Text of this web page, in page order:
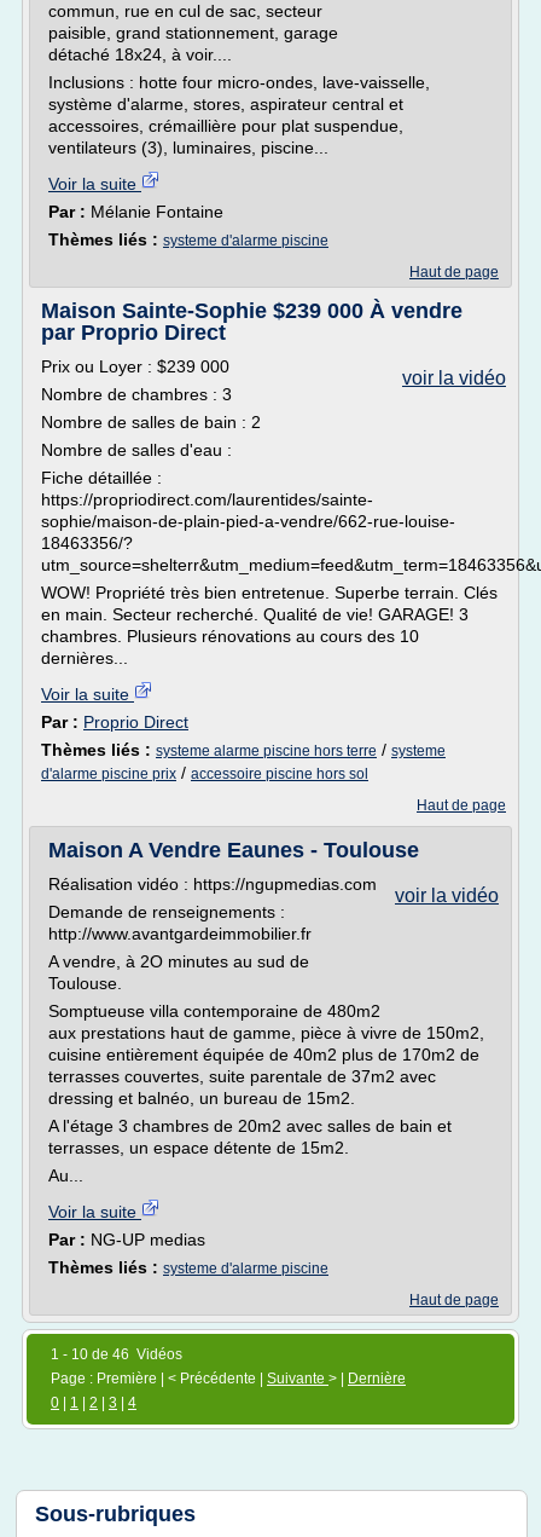
commun, rue en cul de sac, secteur
paisible, grand stationnement, garage
détaché 18x24, à voir....
Inclusions : hotte four micro-ondes, lave-vaisselle,
système d'alarme, stores, aspirateur central et
accessoires, crémaillière pour plat suspendue,
ventilateurs (3), luminaires, piscine...
Voir la suite
Par : Mélanie Fontaine
Thèmes liés : systeme d'alarme piscine
Haut de page
Maison Sainte-Sophie $239 000 À vendre
par Proprio Direct
voir la vidéo
Prix ou Loyer : $239 000
Nombre de chambres : 3
Nombre de salles de bain : 2
Nombre de salles d'eau :
Fiche détaillée :
https://propriodirect.com/laurentides/sainte-
sophie/maison-de-plain-pied-a-vendre/662-rue-louise-
18463356/?
WOW! Propriété très bien entretenue. Superbe terrain. Clés
en main. Secteur recherché. Qualité de vie! GARAGE! 3
chambres. Plusieurs rénovations au cours des 10
dernières...
Voir la suite
Par : Proprio Direct
Thèmes liés : systeme alarme piscine hors terre / systeme
d'alarme piscine prix / accessoire piscine hors sol
Haut de page
Maison A Vendre Eaunes - Toulouse
voir la vidéo
Réalisation vidéo : https://ngupmedias.com
Demande de renseignements :
http://www.avantgardeimmobilier.fr
A vendre, à 2O minutes au sud de
Toulouse.
Somptueuse villa contemporaine de 480m2
aux prestations haut de gamme, pièce à vivre de 150m2,
cuisine entièrement équipée de 40m2 plus de 170m2 de
terrasses couvertes, suite parentale de 37m2 avec
dressing et balnéo, un bureau de 15m2.
A l'étage 3 chambres de 20m2 avec salles de bain et
terrasses, un espace détente de 15m2.
Au...
Voir la suite
Par : NG-UP medias
Thèmes liés : systeme d'alarme piscine
Haut de page
1 - 10 de 46 Vidéos
Page : Première | < Précédente | Suivante > |
Dernière
0
1 2 3 4
Sous-rubriques